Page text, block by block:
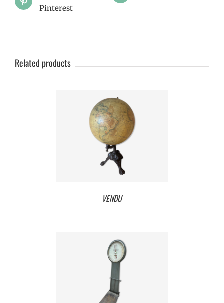
Pinterest
Related products
VENDU